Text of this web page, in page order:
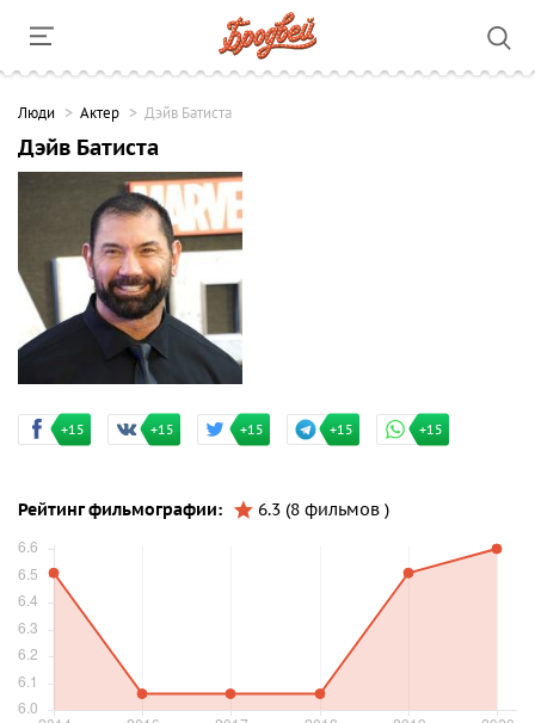
Люди Актер Дэйв Батиста
Дэйв Батиста
+15 +15 +15 +15 +15
Рейтинг фильмографии: 6.3 (8 фильмов )